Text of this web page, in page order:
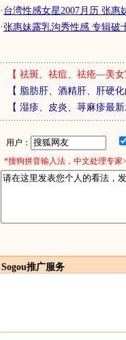
· 台湾性感女星2007月历 张惠
·张惠妹露乳沟秀性感 专辑破
【 祛斑、祛痘、祛疮—美女
【 脂肪肝、酒精肝、肝硬
【 湿疹、皮炎、荨麻疹最
用户：
*搜狗拼音输入法，中文处理专家
Sogou推广服务